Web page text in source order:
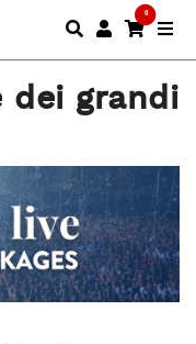
0
dei grandi